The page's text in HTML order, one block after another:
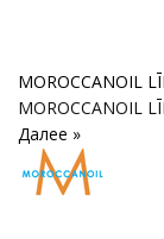
MOROCCANOIL
MOROCCANOIL
Далее »